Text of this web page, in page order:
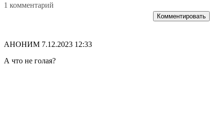
1 комментарий
Комментировать
АНОНИМ 7.12.2023 12:33
А что не голая?